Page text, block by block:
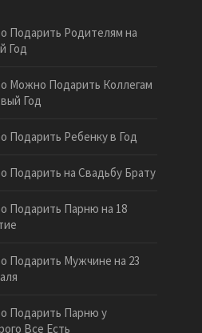
Подарить Родителям на
Год
Можно Подарить Коллегам
Год
Подарить Ребенку в Год
Подарить на Свадьбу Брату
Подарить Парню на 18
Подарить Мужчине на 23
Подарить Парню у
Все Есть